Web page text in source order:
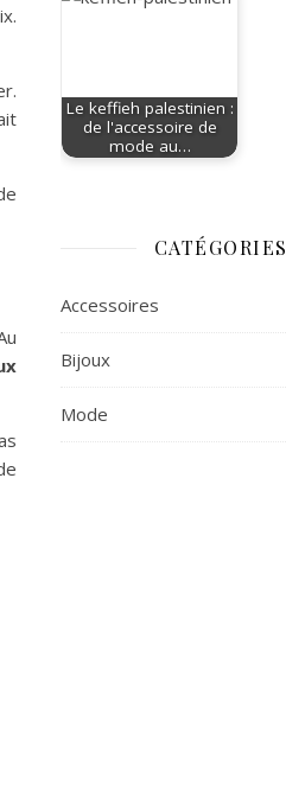
Le keffieh palestinien :
de l'accessoire de
mode au…
CATÉGORIES
Accessoires
Bijoux
Mode